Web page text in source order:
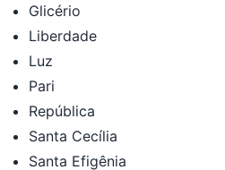
Glicério
Liberdade
Luz
Pari
República
Santa Cecília
Santa Efigênia